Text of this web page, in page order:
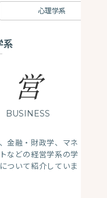
心理学系
系
営
BUSINESS
金融・財政学、マネ
などの経営学系の学
ついて紹介していま